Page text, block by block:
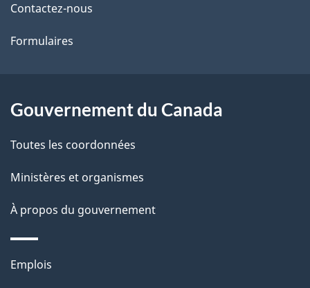
s
d
l
a
p
a
g
e
ce
site
Contactez-nous
Formulaires
Gouvernement du Canada
Toutes les coordonnées
Ministères et organismes
À propos du gouvernement
Thèmes
Emplois